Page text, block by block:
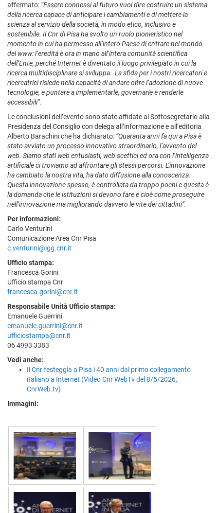
affermato: “Essere connessi al futuro vuol dire costruire un sistema
della ricerca capace di anticipare i cambiamenti e di mettere la
scienza al servizio della società, in modo etico, inclusivo e
sostenibile. Il Cnr di Pisa ha svolto un ruolo pionieristico nel
momento in cui ha permesso all’intero Paese di entrare nel mondo
del www: l’eredità è ora in mano all’intera comunità scientifica
dell’Ente, perché Internet è diventato il luogo privilegiato in cui la
ricerca multidisciplinare si sviluppa. La sfida per i nostri ricercatori e
ricercatrici risiede nella capacità di andare oltre l’adozione di nuove
tecnologie, e puntare a implementarle, governarle e renderle
accessibili”.
Le conclusioni dell’evento sono state affidate al Sottosegretario alla
Presidenza del Consiglio con delega all’informazione e all’editoria
Alberto Barachini che ha dichiarato: “Quaranta anni fa qui a Pisa è
stato avviato un processo innovativo straordinario, l’avvento del
web. Siamo stati web entusiasti, web scettici ed ora con l’intelligenza
artificiale ci troviamo ad affrontare gli stessi percorsi. L’innovazione
ha cambiato la nostra vita, ha dato diffusione alla conoscenza.
Questa innovazione spesso, è controllata da troppo pochi e questa è
la domanda che le istituzioni si devono fare e cioè come proseguire
nell’innovazione ma migliorando davvero le vite dei cittadini”.
Per informazioni:
Carlo Venturini
Comunicazione Area Cnr Pisa
c.venturini@igg.cnr.it
Ufficio stampa:
Francesca Gorini
Ufficio stampa Cnr
francesca.gorini@cnr.it
Responsabile Unità Ufficio stampa:
Emanuele Guerrini
emanuele.guerrini@cnr.it
ufficiostampa@cnr.it
06 4993 3383
Vedi anche:
Il Cnr festeggia a Pisa i 40 anni dal primo collegamento
italiano a Internet (Video Cnr WebTv del 8/5/2026,
CnrWeb.tv)
Immagini: